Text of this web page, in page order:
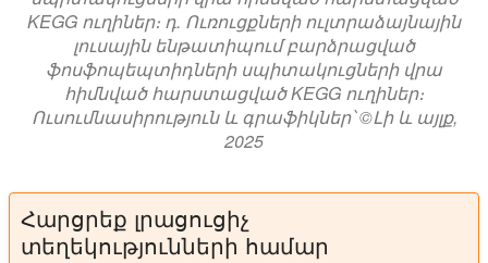
KEGG ուղիներ։ դ. Ուռուցքների ուլտրաձայնային
լուսային ենթատիպում բարձրացված
ֆոսֆոպեպտիդների սպիտակուցների վրա
հիմնված հարստացված KEGG ուղիներ։
Ուսումնասիրություն և գրաֆիկներ՝ ©Լի և այլք,
2025
Հարցրեք լրացուցիչ
տեղեկությունների համար